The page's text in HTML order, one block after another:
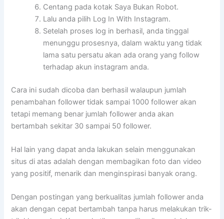
Centang pada kotak Saya Bukan Robot.
Lalu anda pilih Log In With Instagram.
Setelah proses log in berhasil, anda tinggal
menunggu prosesnya, dalam waktu yang tidak
lama satu persatu akan ada orang yang follow
terhadap akun instagram anda.
Cara ini sudah dicoba dan berhasil walaupun jumlah
penambahan follower tidak sampai 1000 follower akan
tetapi memang benar jumlah follower anda akan
bertambah sekitar 30 sampai 50 follower.
Hal lain yang dapat anda lakukan selain menggunakan
situs di atas adalah dengan membagikan foto dan video
yang positif, menarik dan menginspirasi banyak orang.
Dengan postingan yang berkualitas jumlah follower anda
akan dengan cepat bertambah tanpa harus melakukan trik-